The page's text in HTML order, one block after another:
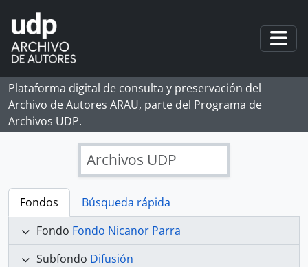
Skip to main content
Plataforma digital de consulta y preservación del
Archivo de Autores ARAU, parte del Programa de
Archivos UDP.
Archivos UDP
Fondos
Búsqueda rápida
Fondo Fondo Nicanor Parra
Subfondo Difusión